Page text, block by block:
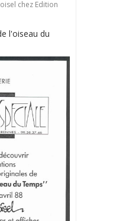
chez Edition
l'oiseau du